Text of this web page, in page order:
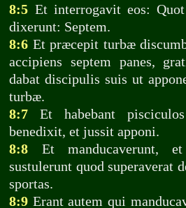
8:5 Et interrogavit eos:
dixerunt: Septem.
8:6 Et præcepit turbæ
accipiens septem panes,
dabat discipulis suis ut
turbæ.
8:7 Et habebant
benedixit, et jussit apponi.
8:8 Et manducaverunt,
sustulerunt quod superaverat
sportas.
8:9 Erant autem qui